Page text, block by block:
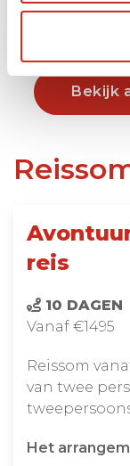
Bekijk
reis
10 DAGEN
Vanaf €1495
Reissom
van twee
Het